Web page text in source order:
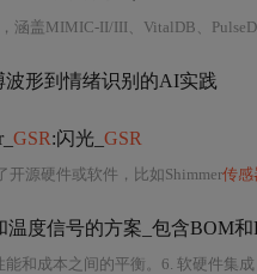
波形到情绪识别的AI实践
GSR:闪光_ GSR
开源硬件或软件，比如Shimmer传感
温度信号的方案_包含BOM和
和成本之间的平衡。6. 软硬件集